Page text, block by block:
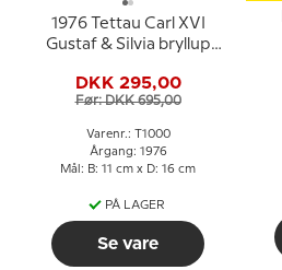
1976 Tettau Carl XVI
Gustaf & Silvia bryllup
DKK 295,00
Før: DKK 695,00
Varenr.: T1000
Årgang: 1976
Mål: B: 11 cm x D: 16 cm
PÅ LAGER
Se vare